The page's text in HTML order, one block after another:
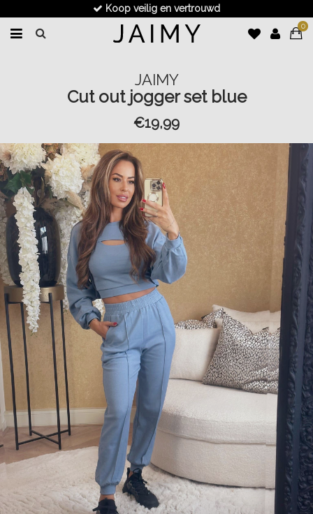
Koop veilig en vertrouwd
0
JAIMY
Cut out jogger set blue
€19,99